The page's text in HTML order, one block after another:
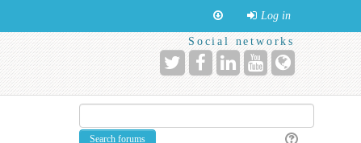
Log in
Social networks